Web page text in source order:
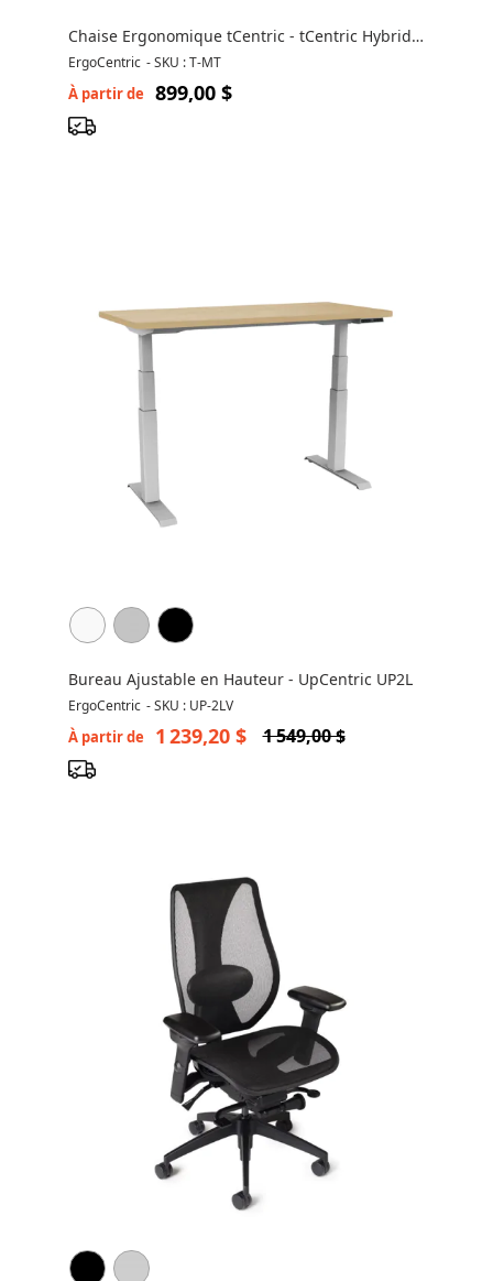
Chaise Ergonomique tCentric - tCentric Hybrid
par ergoCentric
ErgoCentric -SKU : T-MT
À partir de 899,00 $
Bureau Ajustable en Hauteur - UpCentric UP2L
ErgoCentric -SKU : UP-2LV
À partir de 1 239,20 $ 1 549,00 $